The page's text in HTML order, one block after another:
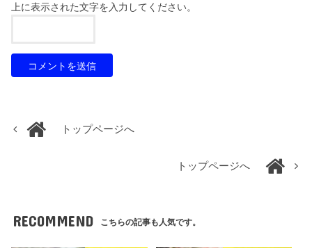
上に表示された文字を入力してください。
トップページへ
トップページへ
RECOMMEND こちらの記事も人気です。